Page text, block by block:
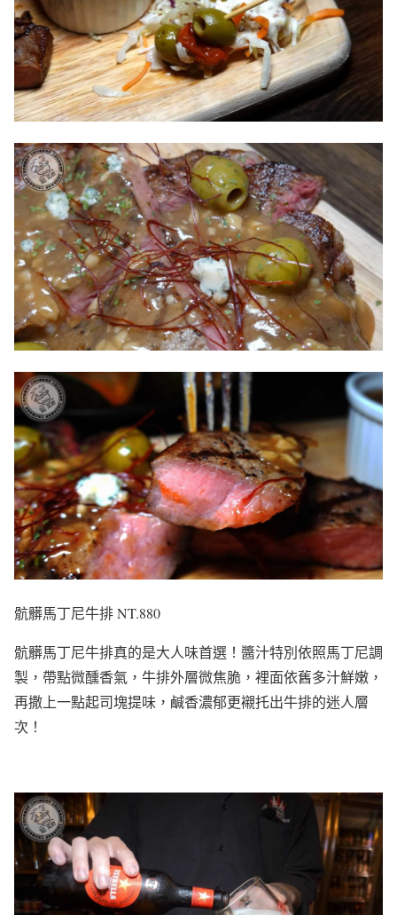
骯髒馬丁尼牛排 NT.880
骯髒馬丁尼牛排真的是大人味首選！醬汁特別依照馬丁尼調
製，帶點微醺香氣，牛排外層微焦脆，裡面依舊多汁鮮嫩，
再撒上一點起司塊提味，鹹香濃郁更襯托出牛排的迷人層
次！